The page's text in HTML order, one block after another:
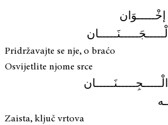
إخْـــــوَان
Pridržavajte se nje, o braćo
Osvijetlite njome srce
Zaista, ključ vrtova